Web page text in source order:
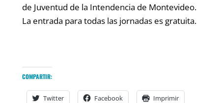
de Juventud de la Intendencia de Montevideo.
La entrada para todas las jornadas es gratuita.
COMPARTIR:
Twitter Facebook Imprimir